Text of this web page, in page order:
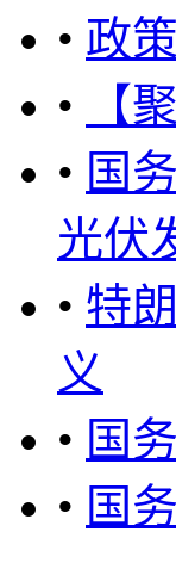
• 政
•
【
• 国
光伏
• 特
义
• 国
• 国